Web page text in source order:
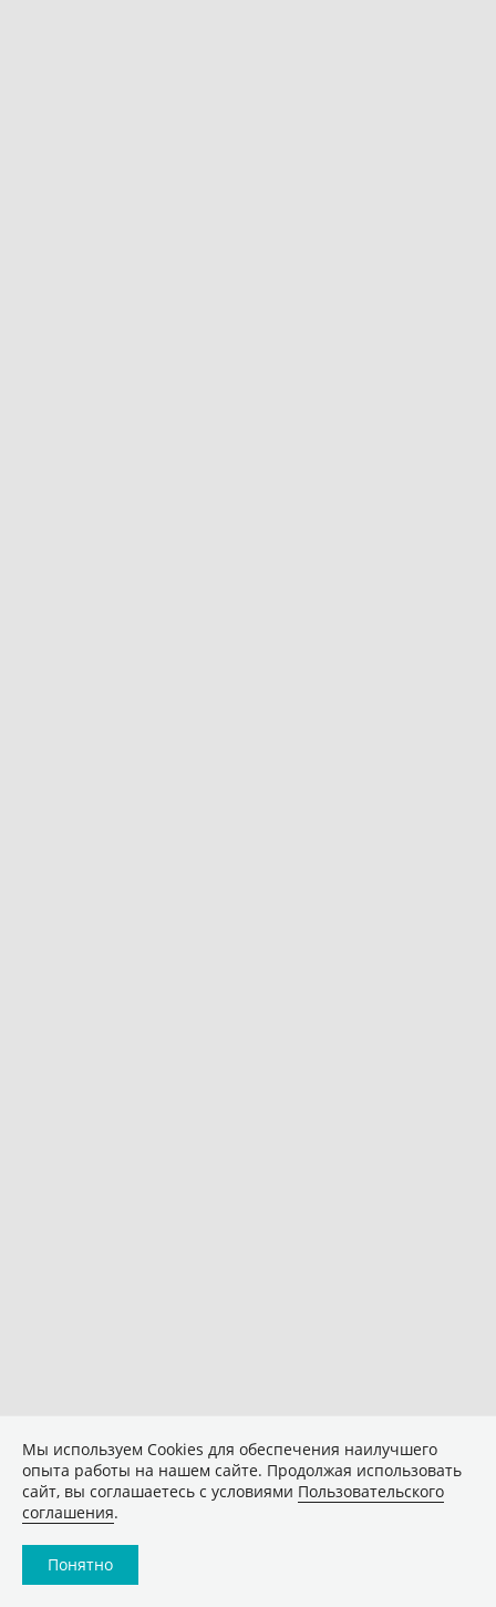
Мы используем Сookies для обеспечения наилучшего
опыта работы на нашем сайте. Продолжая использовать
сайт, вы соглашаетесь с условиями Пользовательского
соглашения.
Понятно